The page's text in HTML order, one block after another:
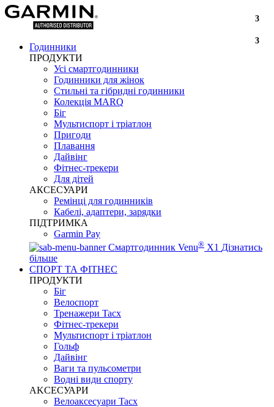
Годинники
ПРОДУКТИ
Усі смартгодинники
Годинники для жінок
Стильні та гібридні годинники
Колекція MARQ
Біг
Мультиспорт і тріатлон
Пригоди
Плавання
Дайвінг
Фітнес-трекери
Для дітей
АКСЕСУАРИ
Ремінці для годинників
Кабелі, адаптери, зарядки
ПІДТРИМКА
Garmin Pay
Смартгодинник Venu® X1 Дізнатись
більше
СПОРТ ТА ФІТНЕС
ПРОДУКТИ
Біг
Велоспорт
Тренажери Tacx
Фітнес-трекери
Мультиспорт і тріатлон
Гольф
Дайвінг
Ваги та пульсометри
Водні види спорту
AKCЕСУАРИ
Велоаксесуари Tacx
3
3